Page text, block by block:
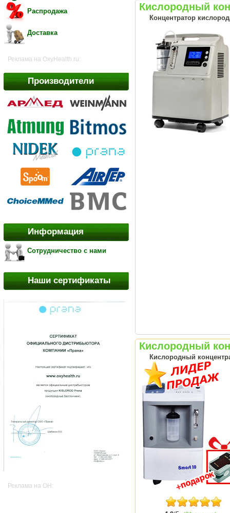
Распродажа
Доставка
Реклама на OxyHealth.ru:
Производители
Информация
Сотрудничество с нами
Наши сертификаты
Реклама на OH:
Кислородный
Концентратор
Кислородный
Кислородный